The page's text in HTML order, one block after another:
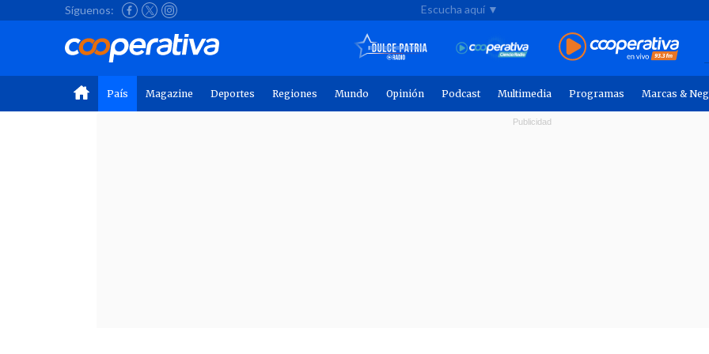
Síguenos: Escucha aquí ▼
País Magazine Deportes Regiones Mundo Opinión Podcast Multimedia Programas Marcas &